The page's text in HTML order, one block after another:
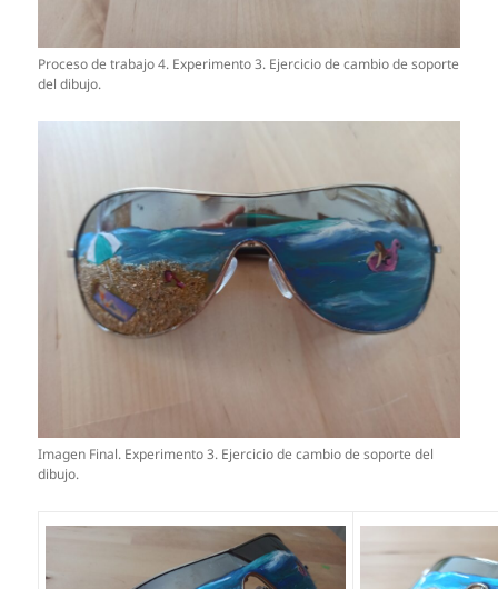
Proceso de trabajo 4. Experimento 3. Ejercicio de cambio de soporte
del dibujo.
Imagen Final. Experimento 3. Ejercicio de cambio de soporte del
dibujo.